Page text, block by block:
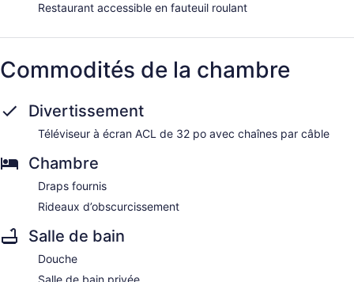
Restaurant accessible en fauteuil roulant
Commodités de la chambre
Divertissement
Téléviseur à écran ACL de 32 po avec chaînes par câble
Chambre
Draps fournis
Rideaux d’obscurcissement
Salle de bain
Douche